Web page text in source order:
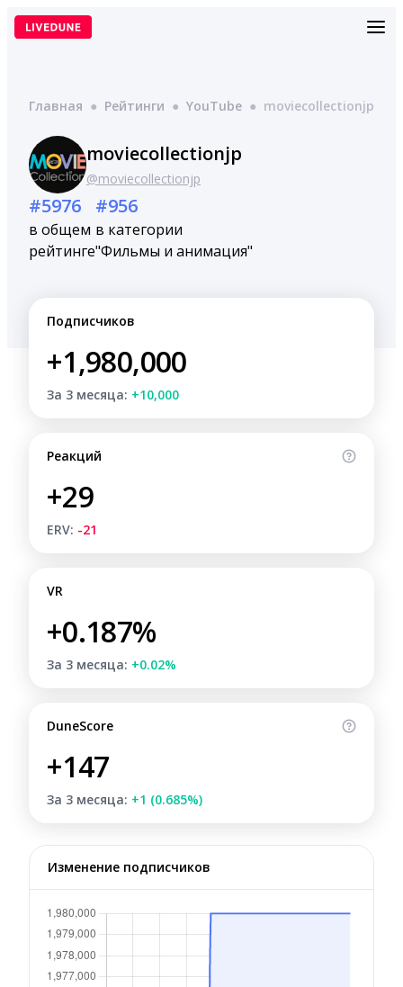
Перейти
Главная ● Рейтинги ● YouTube ● moviecollectionjp
moviecollectionjp
@moviecollectionjp
#5976
в общем
рейтинге
#956
в категории
"Фильмы и анимация"
Подписчиков
+1,980,000
За 3 месяца: +10,000
Реакций
+29
ERV: -21
VR
+0.187%
За 3 месяца: +0.02%
DuneScore
+147
За 3 месяца: +1 (0.685%)
Изменение подписчиков